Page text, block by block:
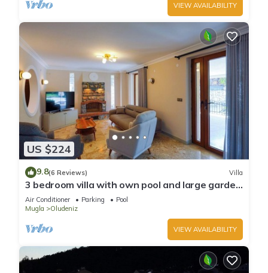
VIEW AVAILABILITY
US $224
9.8(6 Reviews) Villa
3 bedroom villa with own pool and large garden
in ovacik oludeniz
Air Conditioner Parking
Pool
Mugla
Oludeniz
VIEW AVAILABILITY